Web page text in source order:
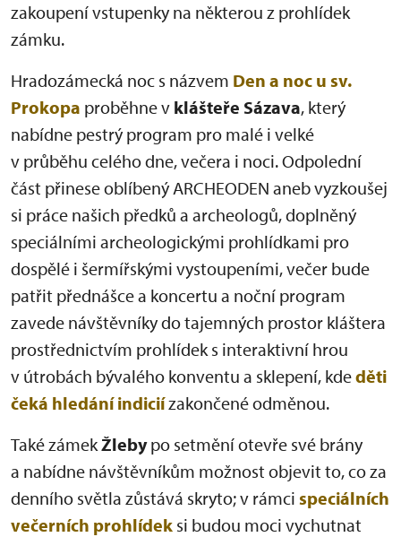
zakoupení vstupenky na některou z prohlídek
zámku.
Hradozámecká noc s názvem Den a noc u sv.
Prokopa proběhne v klášteře Sázava, který
nabídne pestrý program pro malé i velké
v průběhu celého dne, večera i noci. Odpolední
část přinese oblíbený ARCHEODEN aneb vyzkoušej
si práce našich předků a archeologů, doplněný
speciálními archeologickými prohlídkami pro
dospělé i šermířskými vystoupeními, večer bude
patřit přednášce a koncertu a noční program
zavede návštěvníky do tajemných prostor kláštera
prostřednictvím prohlídek s interaktivní hrou
v útrobách bývalého konventu a sklepení, kdeděti
čeká hledání indiciízakončené odměnou.
Také zámekŽlebypo setmění otevře své brány
a nabídne návštěvníkům možnost objevit to, co za
denního světla zůstává skryto; v rámci speciálních
večerních prohlídek si budou moci vychutnat